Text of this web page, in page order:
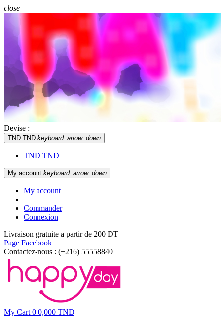
close
Devise :
TND TND keyboard_arrow_down
TND TND
My account keyboard_arrow_down
My account
Commander
Connexion
Livraison gratuite a partir de 200 DT
Page Facebook
Contactez-nous : (+216) 55558840
My Cart 0 0,000 TND